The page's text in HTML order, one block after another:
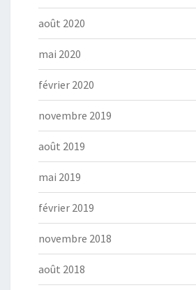
août 2020
mai 2020
février 2020
novembre 2019
août 2019
mai 2019
février 2019
novembre 2018
août 2018